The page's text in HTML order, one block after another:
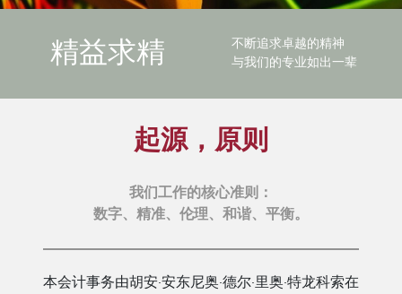
精益求精
不断追求卓越的精神
与我们的专业如出一辈
起源，原则
我们工作的核心准则：
数字、精准、伦理、和谐、平衡。
本会计事务由胡安·安东尼奥·德尔·里奥·特龙科索在